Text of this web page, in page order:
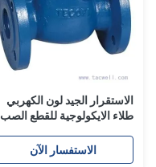
الاستقرار الجيد لون الكهربي
طلاء الايكولوجية للقطع الصب
الاستفسار الآن